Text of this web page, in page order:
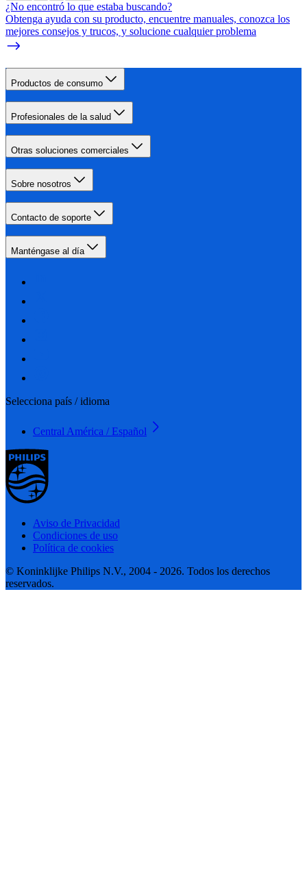
¿No encontró lo que estaba buscando?
Obtenga ayuda con su producto, encuentre manuales, conozca los
mejores consejos y trucos, y solucione cualquier problema
Productos de consumo
Profesionales de la salud
Otras soluciones comerciales
Sobre nosotros
Contacto de soporte
Manténgase al día
Selecciona país / idioma
Central América / Español
Aviso de Privacidad
Condiciones de uso
Política de cookies
© Koninklijke Philips N.V., 2004 - 2026. Todos los derechos
reservados.